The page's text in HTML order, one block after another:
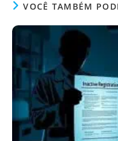
VOCÊ TAMBÉM